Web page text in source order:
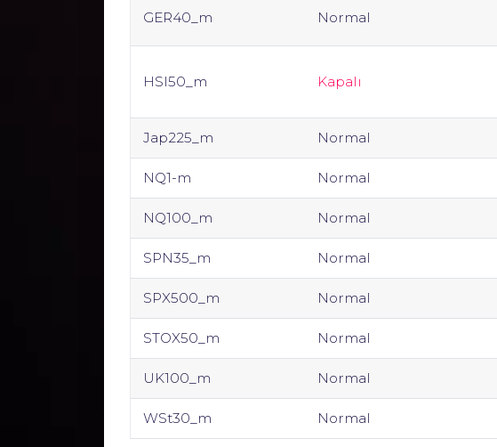
GER40_m Normal
HSI50_m Kapalı
Jap225_m Normal
NQ1-m Normal
NQ100_m Normal
SPN35_m Normal
SPX500_m Normal
STOX50_m Normal
UK100_m Normal
WSt30_m Normal